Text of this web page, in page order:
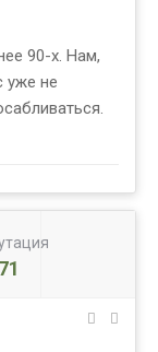
90-х. Нам,
уже не